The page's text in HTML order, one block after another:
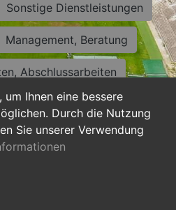
Ihnen eine bessere
Durch die Nutzung
Sie unserer Verwendung
Sonstige Dienstleistungen
Management, Beratung
Abschlussarbeiten
Sekretariat
Nebenjobs
duale Ausbildung